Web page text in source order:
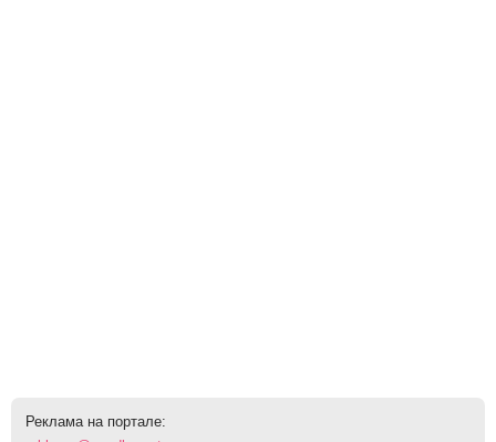
Реклама на портале: